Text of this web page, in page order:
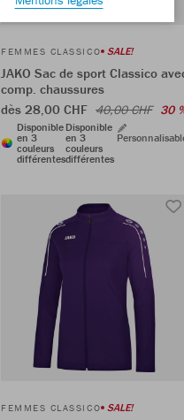
FEMMES CLASSICO SALE!
JAKO Sac de sport Classico
comp. chaussures
dès 28,00 CHF 40,00 CHF 30
Disponible
en 3
couleurs
différentes
Disponible
en 3
couleurs
différentes
FEMMES CLASSICO SALE!